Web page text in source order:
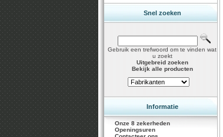
Snel zoeken
Gebruik een trefwoord om te vinden wat
u zoekt
Uitgebreid zoeken
Bekijk alle producten
Informatie
Onze 8 zekerheden
Openingsuren